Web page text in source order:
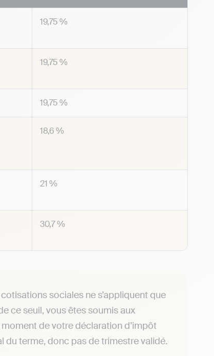
19,75 %
19,75 %
19,75 %
18,6 %
21 %
30,7 %
sociales ne s’appliquent que
ce seuil, vous êtes soumis aux
de votre déclaration d’impôt
du terme, donc pas de trimestre validé.